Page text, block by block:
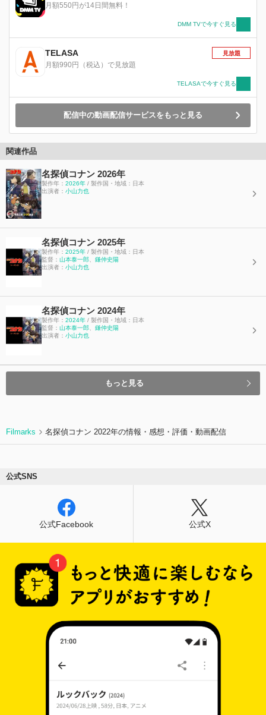
月額550円が14日間無料！
DMM TVで今すぐ見る
TELASA
月額990円（税込）で見放題
見放題
TELASAで今すぐ見る
配信中の動画配信サービスをもっと見る
関連作品
名探偵コナン 2026年
製作年： 2026年 / 製作国・地域：日本
出演者： 小山力也
名探偵コナン 2025年
製作年： 2025年 / 製作国・地域：日本
監督： 山本泰一郎
鎌仲史陽
出演者： 小山力也
名探偵コナン 2024年
製作年： 2024年 / 製作国・地域：日本
監督： 山本泰一郎
鎌仲史陽
出演者： 小山力也
もっと見る
Filmarks 名探偵コナン 2022年の情報・感想・評価・動画配信
公式SNS
公式Facebook 公式X